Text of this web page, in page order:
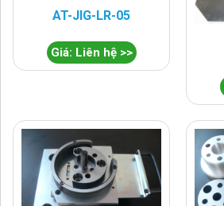
AT-JIG-LR-05
Giá: Liên hệ >>